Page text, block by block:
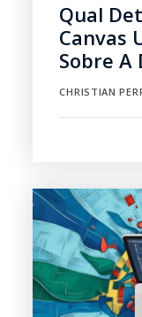
Qual
Canvas
Sobre A
CHRISTIAN